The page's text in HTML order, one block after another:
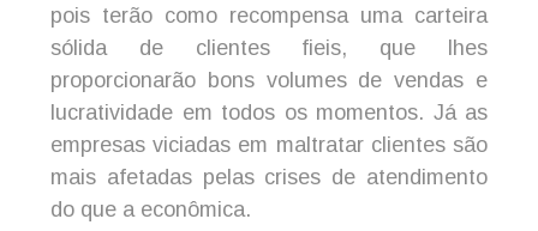
pois terão como recompensa uma carteira
sólida de clientes fieis, que lhes
proporcionarão bons volumes de vendas e
lucratividade em todos os momentos. Já as
empresas viciadas em maltratar clientes são
mais afetadas pelas crises de atendimento
do que a econômica.